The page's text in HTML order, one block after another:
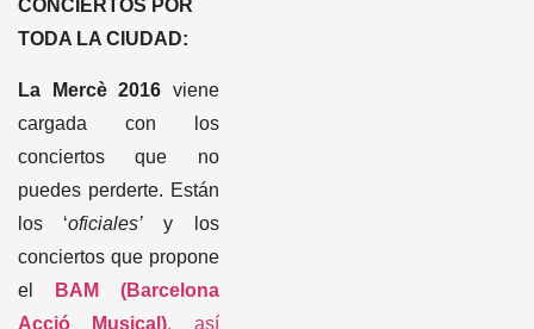
La Mercè 2016viene
conciertos que no
puedes perderte. Están
los ‘oficiales’y los
conciertos que propone
el
BAM (Barcelona
Acció Musical), así
quela propuesta